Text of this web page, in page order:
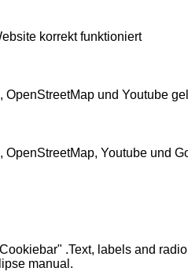
korrekt funktioniert
und Youtube
Youtube und
.Text, labels and
manual.